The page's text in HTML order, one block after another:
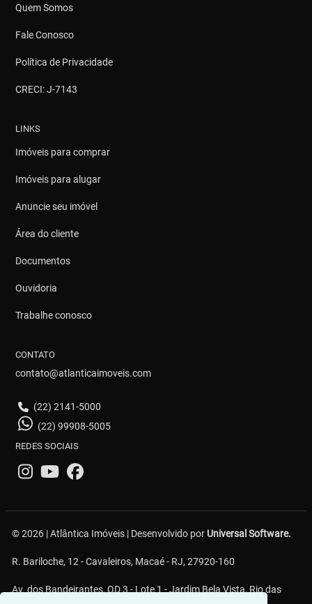
Quem Somos
Fale Conosco
Política de Privacidade
CRECI: J-7143
LINKS
Imóveis para comprar
Imóveis para alugar
Anuncie seu imóvel
Área do cliente
Documentos
Ouvidoria
Trabalhe conosco
CONTATO
contato@atlanticaimoveis.com
(22) 2141-5000
(22) 99908-5005
REDES SOCIAIS
© 2026 | Atlântica Imóveis | Desenvolvido por Universal Software.
R. Bariloche, 12 - Cavaleiros, Macaé - RJ, 27920-160
Av. dos Bandeirantes, QD 3 - Lote 1 - Jardim Bela Vista, Rio das